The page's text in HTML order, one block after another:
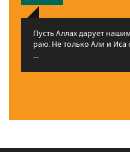
Пусть Аллах дарует
раю. Не только Али и Иса
...